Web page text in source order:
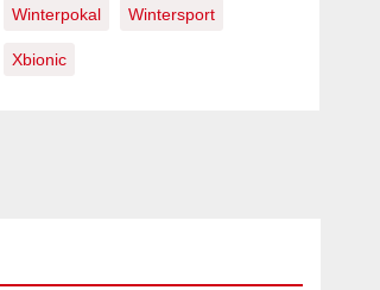
Winterpokal Wintersport
Xbionic